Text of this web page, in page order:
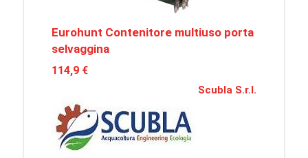
Eurohunt Contenitore multiuso porta
selvaggina
114,9 €
Scubla S.r.l.